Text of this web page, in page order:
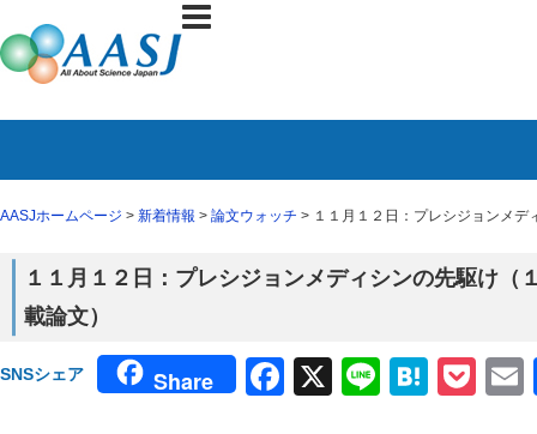
AASJホームページ > 新着情報 > 論文ウォッチ > １１月１２日：プレシジョンメデ
１１月１２日：プレシジョンメディシンの先駆け
載論文）
SNSシェア Share Facebook
X Line